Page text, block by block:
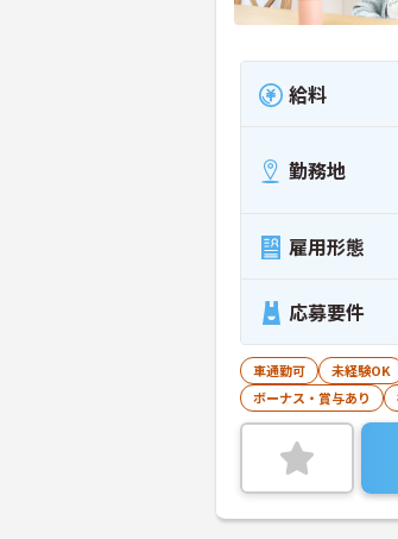
給料
勤務地
雇用形態
応募要件
車通勤可 未経験OK
ボーナス・賞与あり